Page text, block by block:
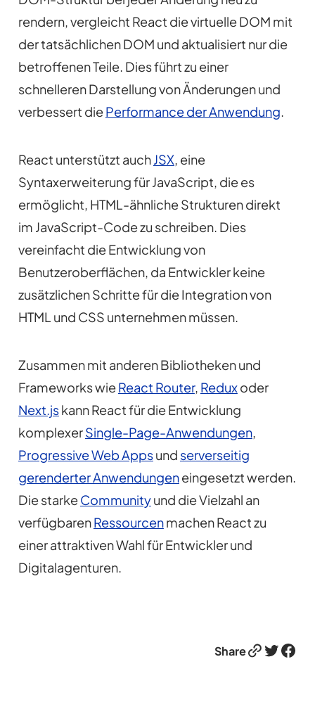
rendern, vergleicht React die virtuelle DOM mit
der tatsächlichen DOM und aktualisiert nur die
betroffenen Teile. Dies führt zu einer
schnelleren Darstellung von Änderungen und
verbessert diePerformance der Anwendung.
React unterstützt auchJSX, eine
Syntaxerweiterung für JavaScript, die es
ermöglicht, HTML-ähnliche Strukturen direkt
im JavaScript-Code zu schreiben. Dies
vereinfacht die Entwicklung von
Benutzeroberflächen, da Entwickler keine
zusätzlichen Schritte für die Integration von
HTML und CSS unternehmen müssen.
Zusammen mit anderen Bibliotheken und
Frameworks wieReact Router, Reduxoder
Next.jskann React für die Entwicklung
komplexerSingle-Page-Anwendungen,
Progressive Web Appsund serverseitig
gerenderter Anwendungeneingesetzt werden.
Die starkeCommunityund die Vielzahl an
verfügbarenRessourcenmachen React zu
einer attraktiven Wahl für Entwickler und
Digitalagenturen.
ShareLink Twitter Facebook